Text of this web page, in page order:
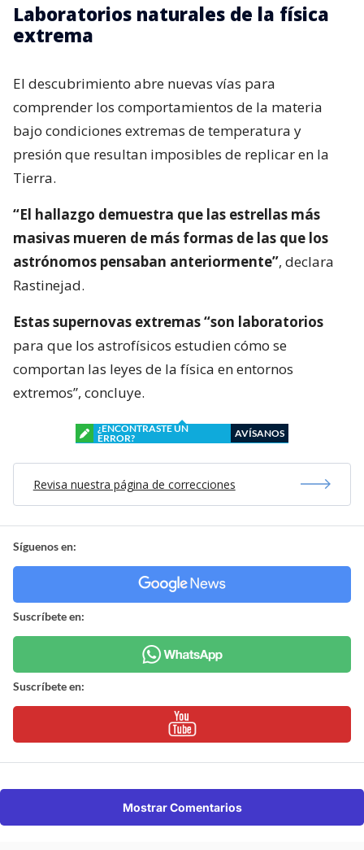
Laboratorios naturales de la física
extrema
El descubrimiento abre nuevas vías para
comprender los comportamientos de la materia
bajo condiciones extremas de temperatura y
presión que resultan imposibles de replicar en la
Tierra.
“El hallazgo demuestra que las estrellas más
masivas mueren de más formas de las que los
astrónomos pensaban anteriormente”, declara
Rastinejad.
Estas supernovas extremas “son laboratorios
para que los astrofísicos estudien cómo se
comportan las leyes de la física en entornos
extremos”, concluye.
¿ENCONTRASTE UN
ERROR?
AVÍSANOS
Revisa nuestra página de correcciones
Síguenos en:
Suscríbete en:
Suscríbete en:
Mostrar Comentarios